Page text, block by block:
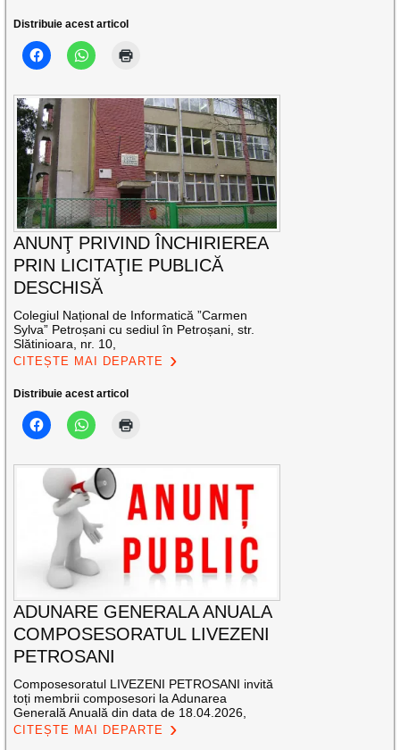
Distribuie acest articol
ANUNŢ PRIVIND ÎNCHIRIEREA
PRIN LICITAŢIE PUBLICĂ
DESCHISĂ
Colegiul Național de Informatică ”Carmen
Sylva” Petroșani cu sediul în Petroșani, str.
Slătinioara, nr. 10,
CITEȘTE MAI DEPARTE
Distribuie acest articol
ADUNARE GENERALA ANUALA
COMPOSESORATUL LIVEZENI
PETROSANI
Composesoratul LIVEZENI PETROSANI invită
toți membrii composesori la Adunarea
Generală Anuală din data de 18.04.2026,
CITEȘTE MAI DEPARTE